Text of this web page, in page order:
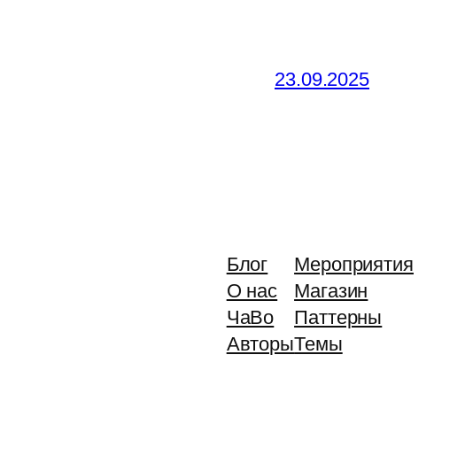
23.09.2025
Блог
О нас
ЧаВо
Авторы
Мероприятия
Магазин
Паттерны
Темы